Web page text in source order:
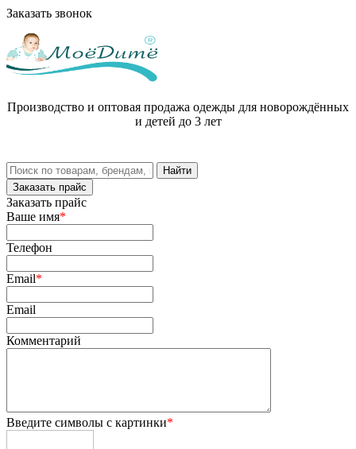
Заказать звонок
Производство и оптовая продажа одежды для новорождённых
и детей до 3 лет
Заказать прайс
Заказать прайс
Ваше имя*
Телефон
Email*
Email
Комментарий
Введите символы с картинки*